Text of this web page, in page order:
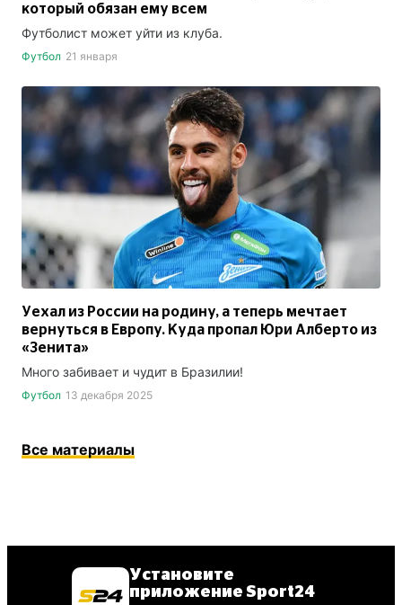
который обязан ему всем
Футболист может уйти из клуба.
Футбол 21 января
Уехал из России на родину, а теперь мечтает
вернуться в Европу. Куда пропал Юри Алберто из
«Зенита»
Много забивает и чудит в Бразилии!
Футбол 13 декабря 2025
Все материалы
Установите
приложение Sport24